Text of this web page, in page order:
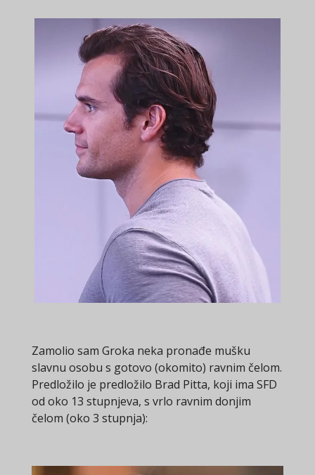
Zamolio sam Groka neka pronađe mušku
slavnu osobu s gotovo (okomito) ravnim čelom.
Predložilo je predložilo Brad Pitta, koji ima SFD
od oko 13 stupnjeva, s vrlo ravnim donjim
čelom (oko 3 stupnja):